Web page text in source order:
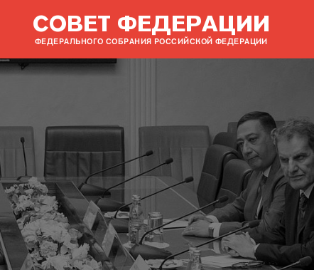
СОВЕТ ФЕДЕРАЦИИ
ФЕДЕРАЛЬНОГО СОБРАНИЯ РОССИЙСКОЙ ФЕДЕРАЦИИ